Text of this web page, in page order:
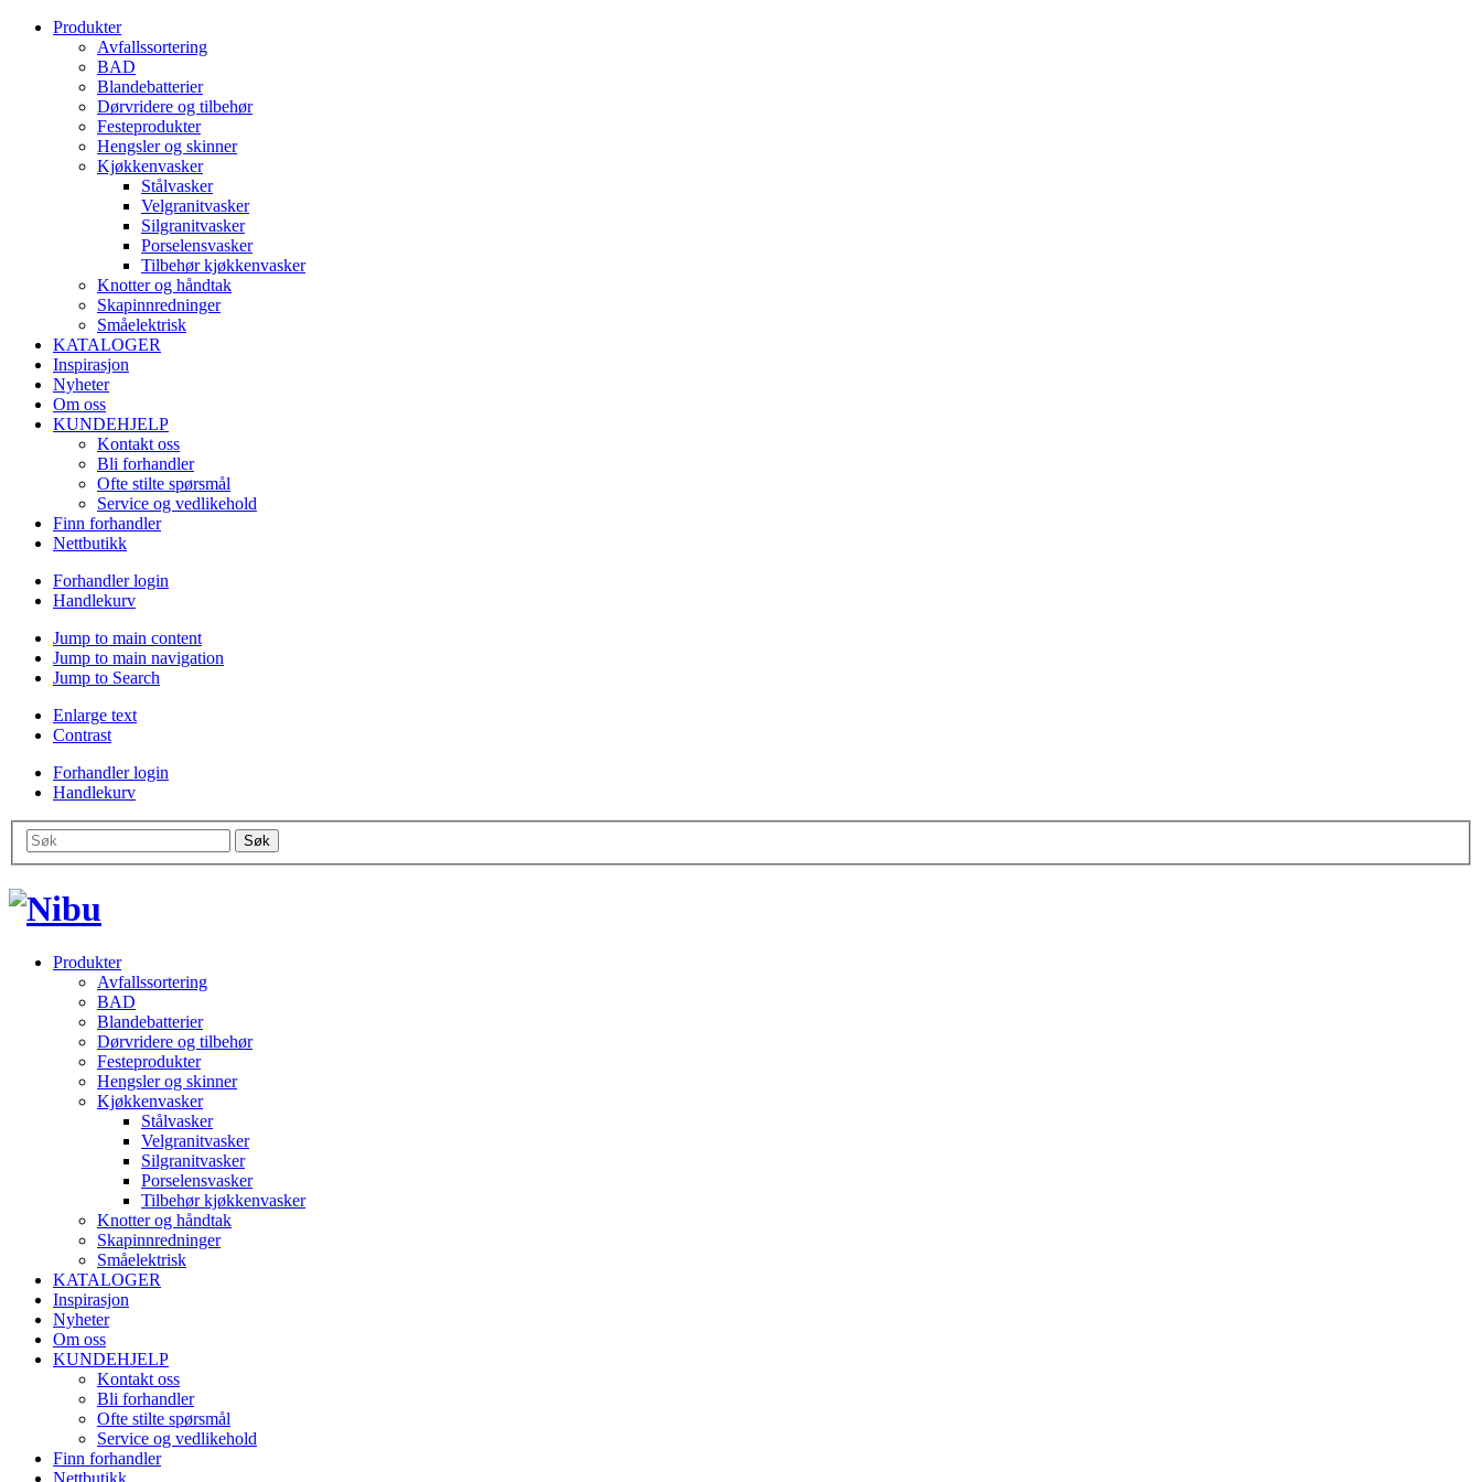
Produkter
Avfallssortering
BAD
Blandebatterier
Dørvridere og tilbehør
Festeprodukter
Hengsler og skinner
Kjøkkenvasker
Stålvasker
Velgranitvasker
Silgranitvasker
Porselensvasker
Tilbehør kjøkkenvasker
Knotter og håndtak
Skapinnredninger
Småelektrisk
KATALOGER
Inspirasjon
Nyheter
Om oss
KUNDEHJELP
Kontakt oss
Bli forhandler
Ofte stilte spørsmål
Service og vedlikehold
Finn forhandler
Nettbutikk
Forhandler login
Handlekurv
Jump to main content
Jump to main navigation
Jump to Search
Enlarge text
Contrast
Forhandler login
Handlekurv
Produkter
Avfallssortering
BAD
Blandebatterier
Dørvridere og tilbehør
Festeprodukter
Hengsler og skinner
Kjøkkenvasker
Stålvasker
Velgranitvasker
Silgranitvasker
Porselensvasker
Tilbehør kjøkkenvasker
Knotter og håndtak
Skapinnredninger
Småelektrisk
KATALOGER
Inspirasjon
Nyheter
Om oss
KUNDEHJELP
Kontakt oss
Bli forhandler
Ofte stilte spørsmål
Service og vedlikehold
Finn forhandler